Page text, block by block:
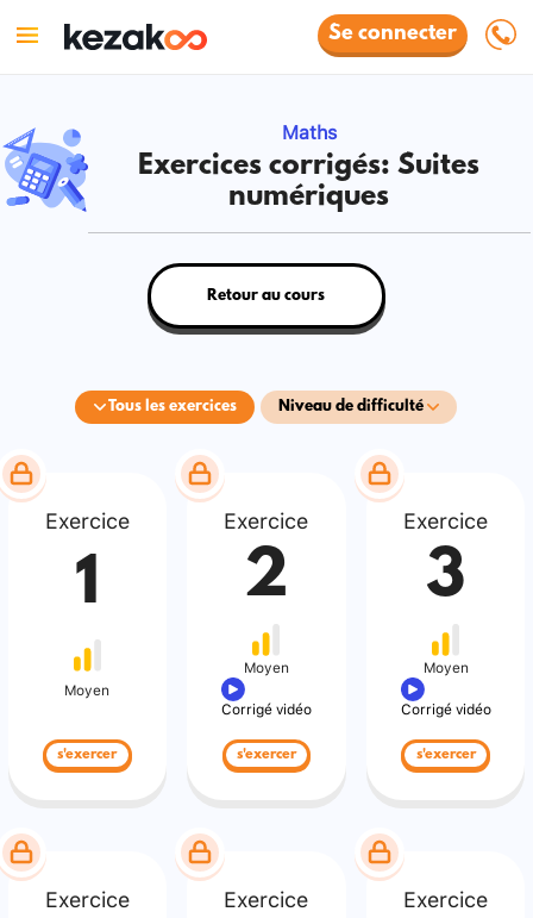
Se connecter
Maths
Exercices corrigés: Suites
numériques
Tous les exercices Niveau de difficulté
Retour au cours
Exercice
1
Moyen
s'exercer
Exercice
2
Moyen
Corrigé vidéo
s'exercer
Exercice
3
Moyen
Corrigé vidéo
s'exercer
Exercice Exercice Exercice